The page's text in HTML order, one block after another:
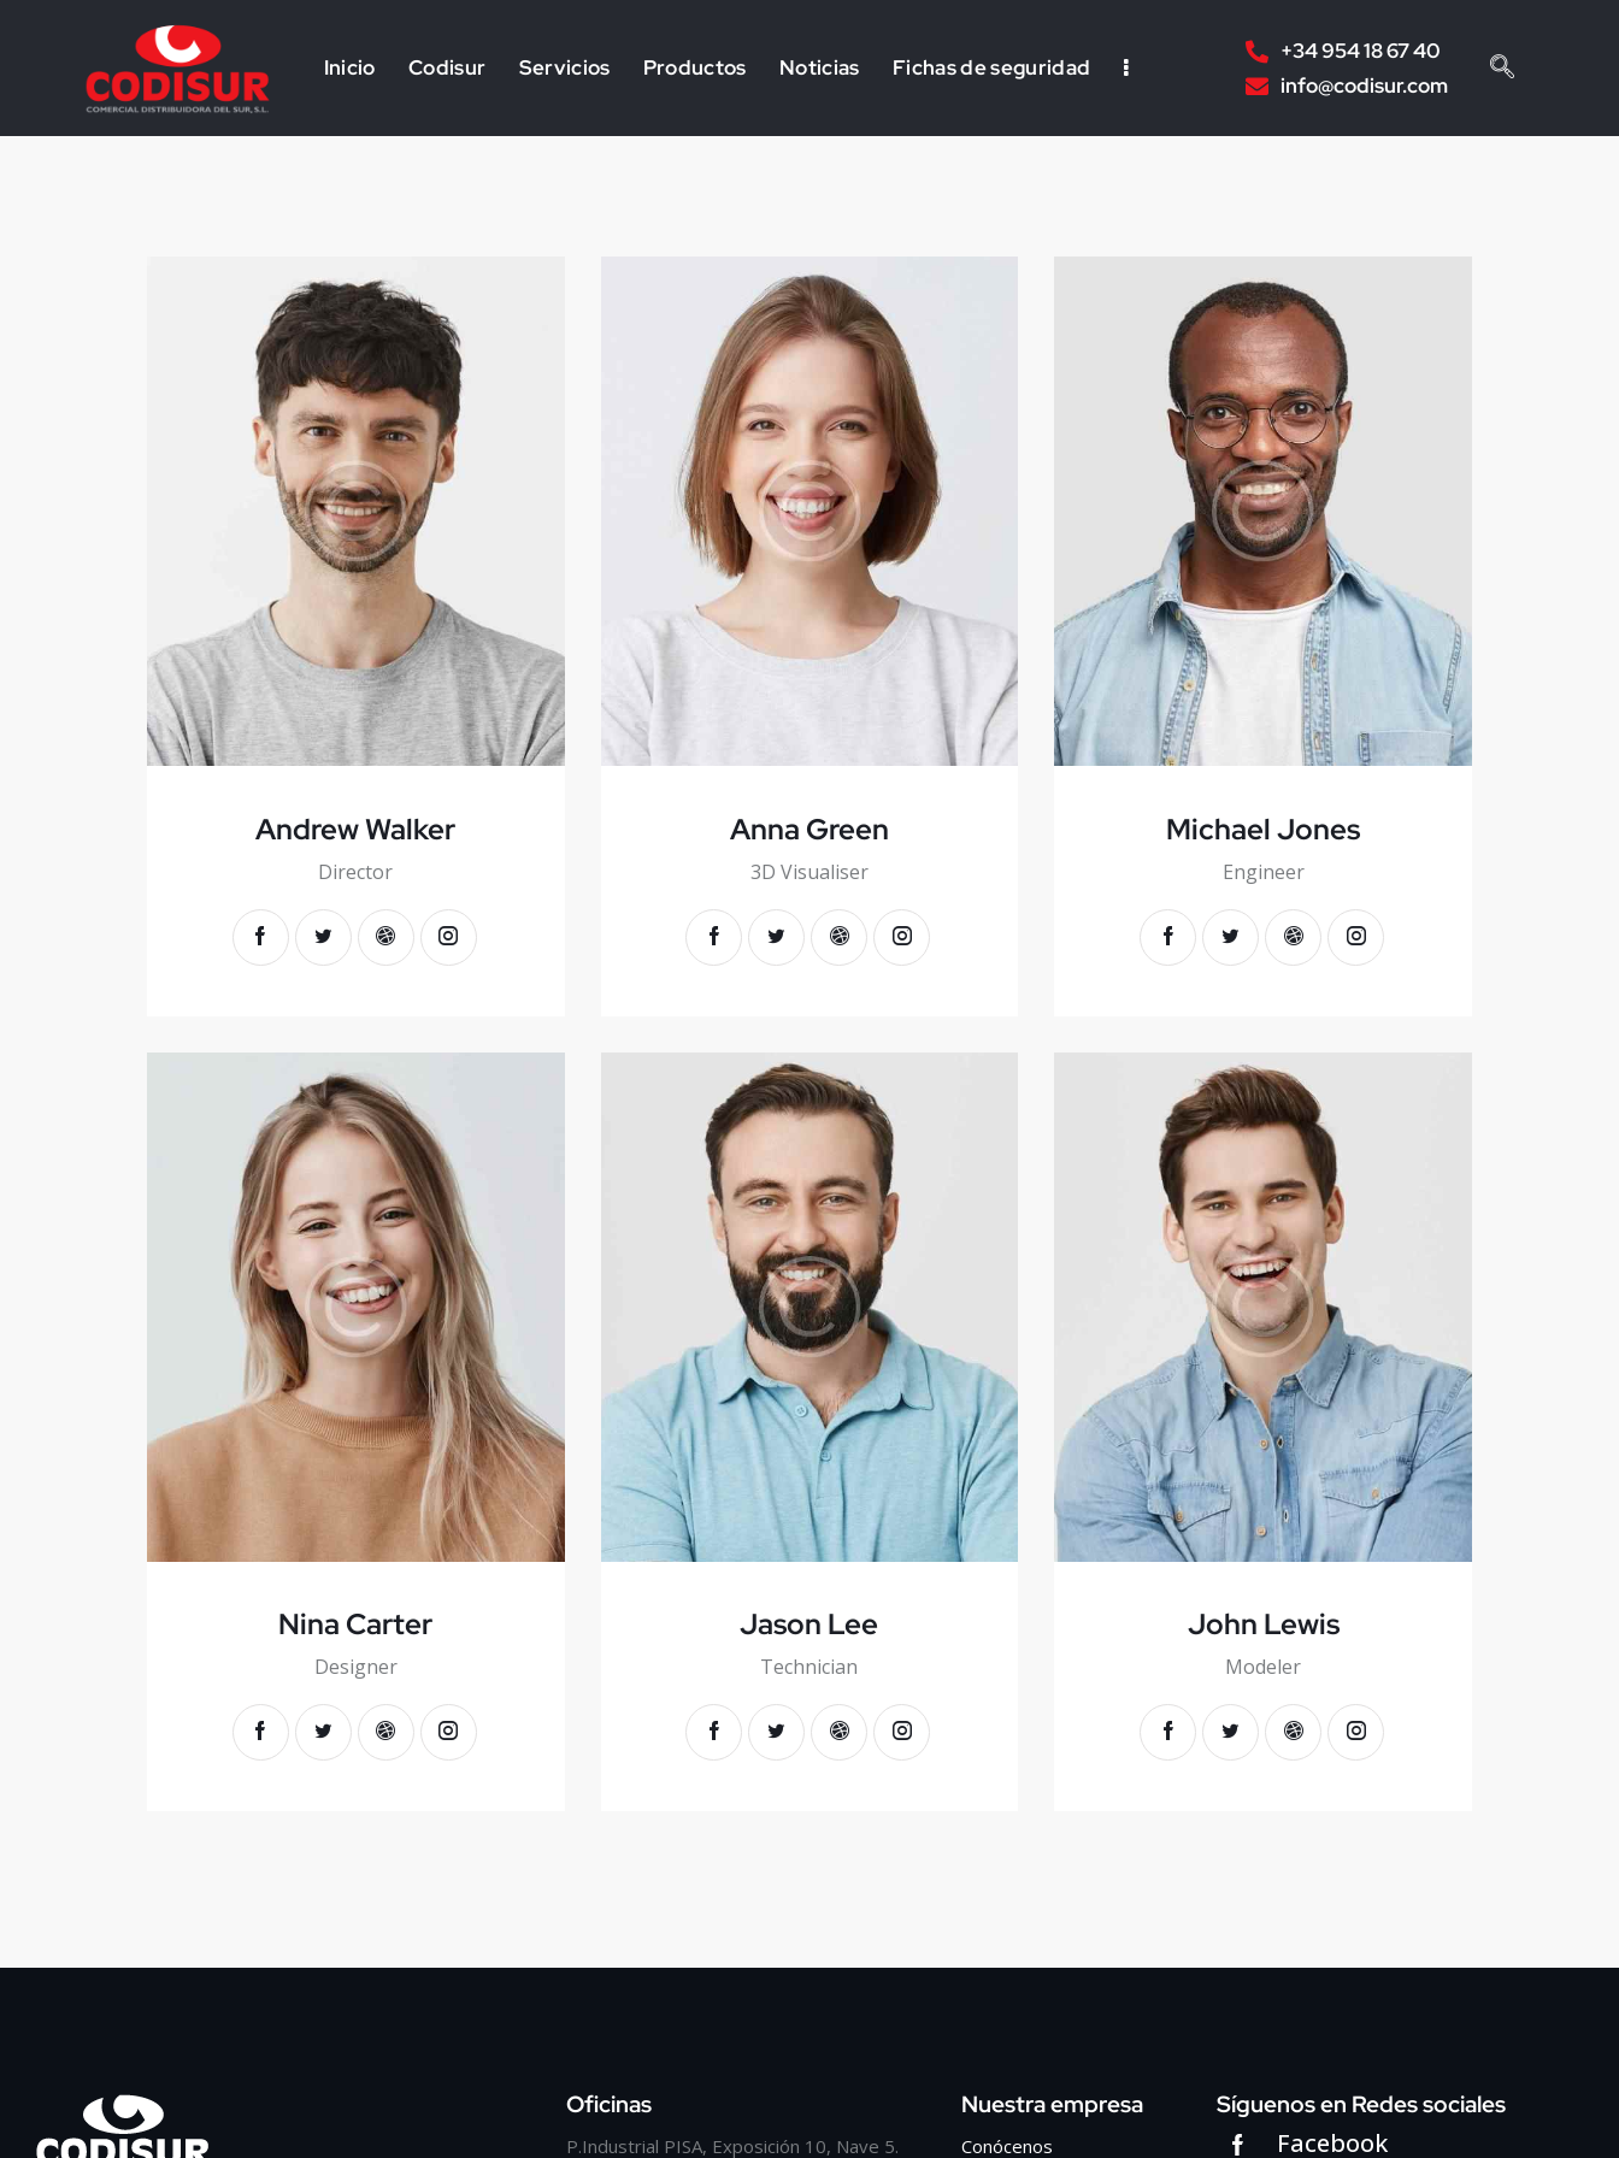
Inicio Codisur Servicios Productos Noticias Fichas de seguridad
+34 954 18 67 40
info@codisur.com
Andrew Walker
Director
Anna Green
3D Visualiser
Michael Jones
Engineer
Nina Carter
Designer
Jason Lee
Technician
John Lewis
Modeler
Oficinas
P.Industrial PISA, Exposición 10, Nave 5.
Nuestra empresa
Conócenos
Síguenos en Redes sociales
Facebook